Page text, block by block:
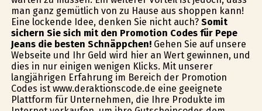
man ganz gemütlich von zu Hause aus shoppen kann!
Eine lockende Idee, denken Sie nicht auch? Somit
sichern Sie sich mit den Promotion Codes für Pepe
Jeans die besten Schnäppchen!Gehen Sie auf unsere
Webseite und Ihr Geld wird hier an Wert gewinnen, und
dies in nur einigen wenigen Klicks. Mit unserer
langjährigen Erfahrung im Bereich der Promotion
Codes ist www.deraktionscode.de eine geeignete
Plattform für Unternehmen, die Ihre Produkte im